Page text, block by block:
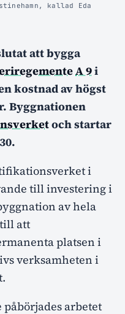
kallad Eda
att bygga
A 9i
kostnad av högst
Byggnationen
och startar
i
till investering i
av hela
att
platsen i
verksamheten i
arbetet